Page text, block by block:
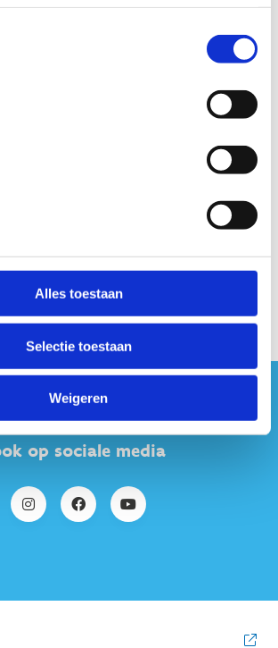
Alles toestaan
Selectie toestaan
Weigeren
Bogaerts
het programma
op sociale media